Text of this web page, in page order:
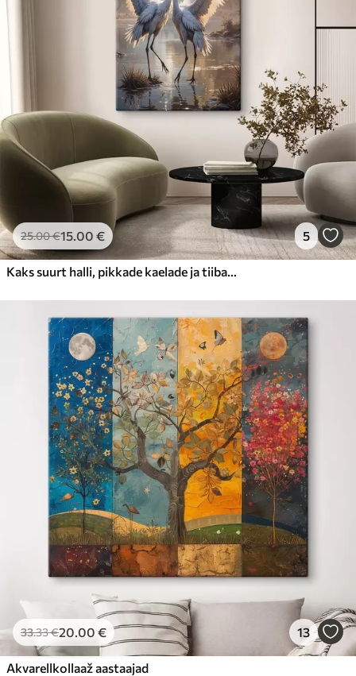
25.00€15.00 € 5
Kaks suurt halli, pikkade kaelade ja tiibadega kraanat, mis seisavad puudest ümbritsetud udujärves
33.33€20.00 € 13
Akvarellkollaaž aastaajad